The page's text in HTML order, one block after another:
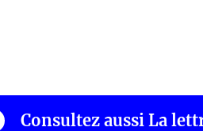
Consultez aussi La